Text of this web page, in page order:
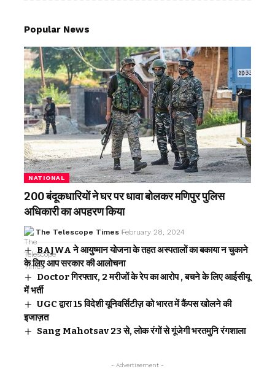
Popular News
NATIONAL
200 बंदूकधारियों ने घर पर धावा बोलकर मणिपुर पुलिस
अधिकारी का अपहरण किया
The Telescope Times February 28, 2024
BAJWA ने आयुष्मान योजना के तहत अस्पतालों का बकाया न चुकाने
के लिए आप सरकार की आलोचना
Doctor गिरफ्तार, 2 मरीजों के रेप का आरोप , बचने के लिए आईसीयू
में भर्ती
UGC द्वारा 15 विदेशी यूनिवर्सिटीज़ को भारत में कैंपस खोलने की
इजाज़त
Sang Mahotsav 23 से, लोक रंगों से गूंजेगी भरतमुनि रंगशाला
- Advertisement -